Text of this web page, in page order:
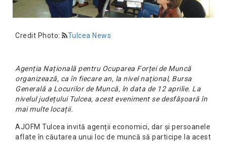
Credit Photo: Tulcea News
Agenția Națională pentru Ocuparea Forței de Muncă
organizează, ca în fiecare an, la nivel naţional, Bursa
Generală a Locurilor de Muncă, în data de 12 aprilie. La
nivelul județului Tulcea, acest eveniment se desfășoară în
mai multe locații.
AJOFM Tulcea invită agenții economici, dar și persoanele
aflate în căutarea unui loc de muncă să participe la acest